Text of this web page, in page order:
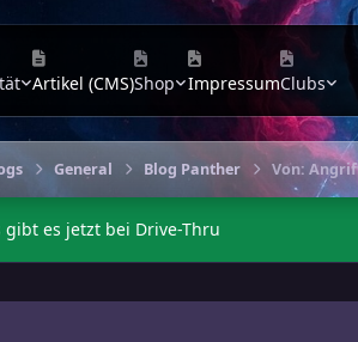
Artikel (CMS)Shop ImpressumClubs
General Blog Panther Von:
gibt es jetzt bei Drive-Thru